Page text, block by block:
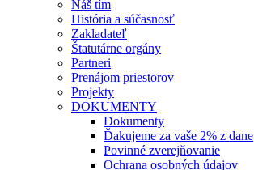
Náš tím
História a súčasnosť
Zakladateľ
Štatutárne orgány
Partneri
Prenájom priestorov
Projekty
DOKUMENTY
Dokumenty
Ďakujeme za vaše 2% z dane
Povinné zverejňovanie
Ochrana osobných údajov